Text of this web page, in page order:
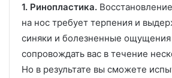
1. Ринопластика.
на нос требует терпения и
синяки и болезненные ощущения
сопровождать вас в течение
Но в результате вы сможете